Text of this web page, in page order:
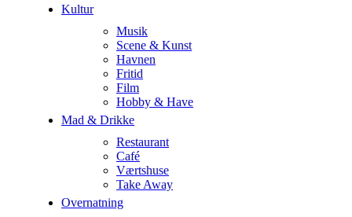
Kultur
Musik
Scene & Kunst
Havnen
Fritid
Film
Hobby & Have
Mad & Drikke
Restaurant
Café
Værtshuse
Take Away
Overnatning